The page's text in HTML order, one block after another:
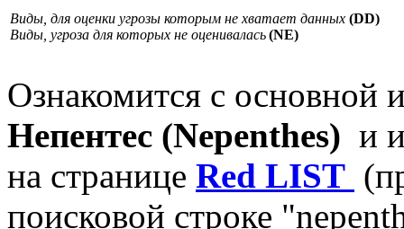
Виды, для оценки угрозы которым не хватает данных (DD)
Виды, угроза для которых не оценивалась(NE)
Ознакомится с основной
Непентес (Nepenthes) и
на странице Red LIST
поисковой строке